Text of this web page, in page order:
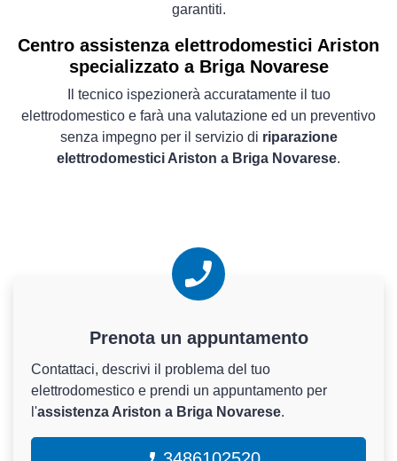
garantiti.
Centro assistenza elettrodomestici Ariston
specializzato a Briga Novarese
Il tecnico ispezionerà accuratamente il tuo
elettrodomestico e farà una valutazione ed un preventivo
senza impegno per il servizio di riparazione
elettrodomestici Ariston a Briga Novarese.
Prenota un appuntamento
Contattaci, descrivi il problema del tuo
elettrodomestico e prendi un appuntamento per
l'assistenza Ariston a Briga Novarese.